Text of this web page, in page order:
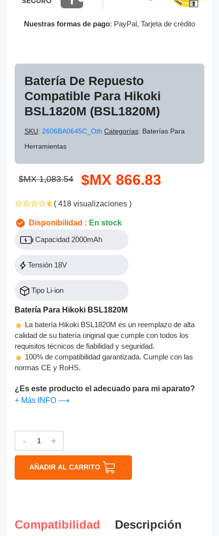
Nuestras formas de pago: PayPal, Tarjeta de crédito
Batería De Repuesto
Compatible Para Hikoki
BSL1820M (BSL1820M)
SKU: 2606BA0645C_Oth Categorías: Baterías Para
Herramientas
$MX 1,083.54 $MX 866.83
( 418 visualizaciones )
Disponibilidad : En stock
Capacidad 2000mAh
Tensión 18V
Tipo Li-ion
Batería Para Hikoki BSL1820M
La batería Hikoki BSL1820M es un reemplazo de alta
calidad de su batería original que cumple con todos los
requisitos técnicos de fiabilidad y seguridad.
100% de compatibilidad garantizada. Cumple con las
normas CE y RoHS.
¿Es este producto el adecuado para mi aparato?
+ Más INFO ⟶
- +
AÑADIR AL CARRITO
Compatibilidad
Descripción